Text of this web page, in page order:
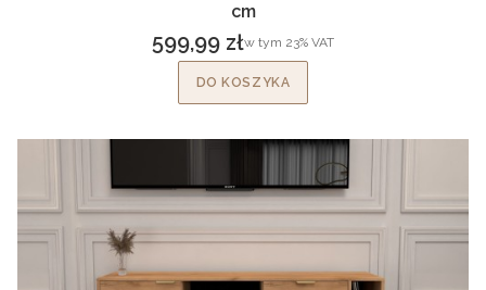
cm
Cena brutto
599,99 złw tym %s VAT
w tym 23% VAT
DO KOSZYKA